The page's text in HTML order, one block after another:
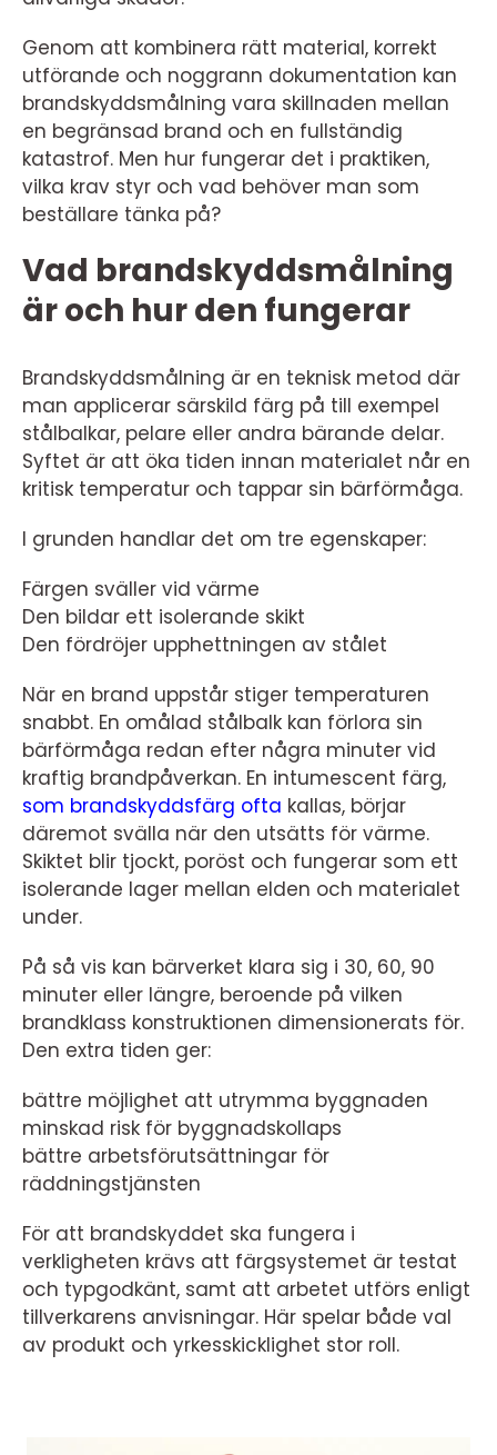
Genom att kombinera rätt material, korrekt
utförande och noggrann dokumentation kan
brandskyddsmålning vara skillnaden mellan
en begränsad brand och en fullständig
katastrof. Men hur fungerar det i praktiken,
vilka krav styr och vad behöver man som
beställare tänka på?
Vad brandskyddsmålning
är och hur den fungerar
Brandskyddsmålning är en teknisk metod där
man applicerar särskild färg på till exempel
stålbalkar, pelare eller andra bärande delar.
Syftet är att öka tiden innan materialet når en
kritisk temperatur och tappar sin bärförmåga.
I grunden handlar det om tre egenskaper:
Färgen sväller vid värme
Den bildar ett isolerande skikt
Den fördröjer upphettningen av stålet
När en brand uppstår stiger temperaturen
snabbt. En omålad stålbalk kan förlora sin
bärförmåga redan efter några minuter vid
kraftig brandpåverkan. En intumescent färg,
som brandskyddsfärg ofta kallas, börjar
däremot svälla när den utsätts för värme.
Skiktet blir tjockt, poröst och fungerar som ett
isolerande lager mellan elden och materialet
under.
På så vis kan bärverket klara sig i 30, 60, 90
minuter eller längre, beroende på vilken
brandklass konstruktionen dimensionerats för.
Den extra tiden ger:
bättre möjlighet att utrymma byggnaden
minskad risk för byggnadskollaps
bättre arbetsförutsättningar för
räddningstjänsten
För att brandskyddet ska fungera i
verkligheten krävs att färgsystemet är testat
och typgodkänt, samt att arbetet utförs enligt
tillverkarens anvisningar. Här spelar både val
av produkt och yrkesskicklighet stor roll.